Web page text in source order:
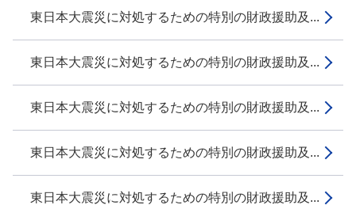
東日本大震災に対処するための特別の財政援助及...
東日本大震災に対処するための特別の財政援助及...
東日本大震災に対処するための特別の財政援助及...
東日本大震災に対処するための特別の財政援助及...
東日本大震災に対処するための特別の財政援助及...